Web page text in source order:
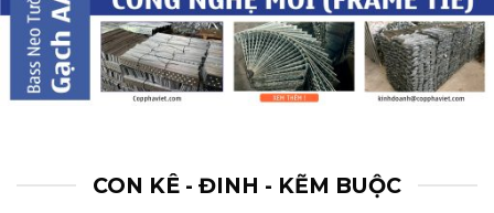
CON KÊ - ĐINH - KẼM BUỘC